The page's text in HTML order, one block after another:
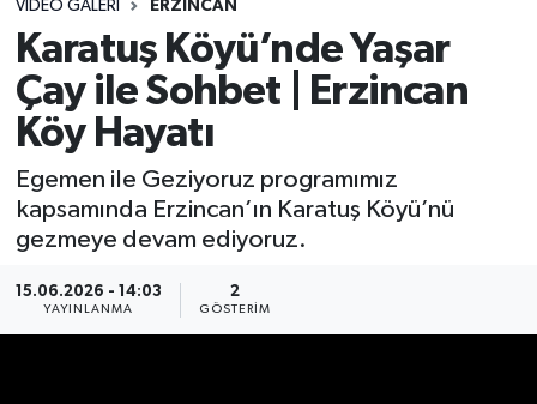
VIDEO GALERI ERZINCAN
Karatuş Köyü’nde Yaşar
Çay ile Sohbet | Erzincan
Köy Hayatı
Egemen ile Geziyoruz programımız
kapsamında Erzincan’ın Karatuş Köyü’nü
gezmeye devam ediyoruz.
15.06.2026 - 14:03
YAYINLANMA
2
GÖSTERIM